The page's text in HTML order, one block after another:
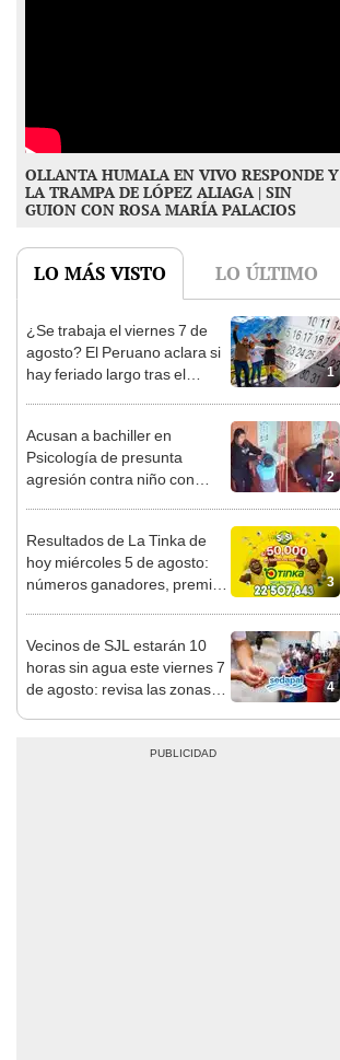
OLLANTA HUMALA EN VIVO RESPONDE Y
LA TRAMPA DE LÓPEZ ALIAGA | SIN
GUION CON ROSA MARÍA PALACIOS
LO MÁS VISTO LO ÚLTIMO
1
¿Se trabaja el viernes 7 de
agosto? El Peruano aclara si
hay feriado largo tras el
2
Acusan a bachiller en
Psicología de presunta
agresión contra niño con
3
Resultados de La Tinka de
hoy miércoles 5 de agosto:
números ganadores, premios
4
Vecinos de SJL estarán 10
horas sin agua este viernes 7
de agosto: revisa las zonas